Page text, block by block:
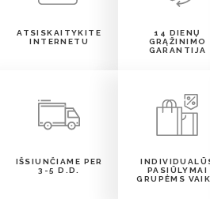
ATSISKAITYKITE
INTERNETU
14 DIENŲ
GRĄŽINIMO
GARANTIJA
IŠSIUNČIAME PER
3-5 D.D.
PASIŪLYMAI
GRUPĖMS